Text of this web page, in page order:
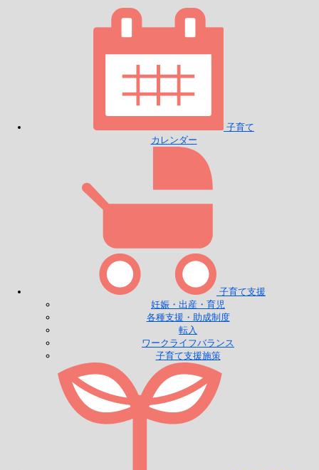
子育て
カレンダー
子育て支援
妊娠・出産・育児
各種支援・助成制度
転入
ワークライフバランス
子育て支援施策